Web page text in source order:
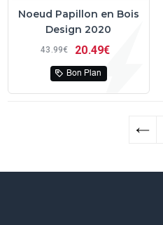
Noeud Papillon en Bois
Design 2020
43 99€ 20 49€
Bon Plan
←